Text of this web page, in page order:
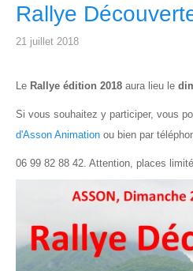
Rallye
21 juillet 2018
Le Rallye édition 2018 aura lieu le
Si vous souhaitez y participer, vous
d'Asson Animation ou bien par
06 99 82 88 42. Attention, places